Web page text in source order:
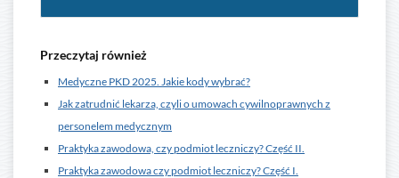
Przeczytaj również
Medyczne PKD 2025. Jakie kody wybrać?
Jak zatrudnić lekarza, czyli o umowach cywilnoprawnych z
personelem medycznym
Praktyka zawodowa, czy podmiot leczniczy? Część II.
Praktyka zawodowa czy podmiot leczniczy? Część I.